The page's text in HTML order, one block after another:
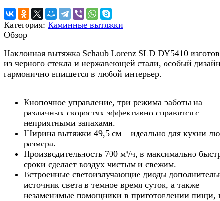
Категория: Каминные вытяжки
Обзор
Наклонная вытяжка Schaub Lorenz SLD DY5410
из черного стекла и нержавеющей стали, особый дизайн
гармонично впишется в любой интерьер.
Кнопочное управление, три режима работы на
различных скоростях эффективно справятся с
неприятными запахами.
Ширина вытяжки 49,5 см – идеально для кухни
размера.
Производительность 700 м³/ч, в максимально
сроки сделает воздух чистым и свежим.
Встроенные светоизлучающие диоды
источник света в темное время суток, а также
незаменимые помощники в приготовлении пищи,